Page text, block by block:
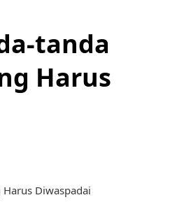
tanda
Harus
Diwaspadai